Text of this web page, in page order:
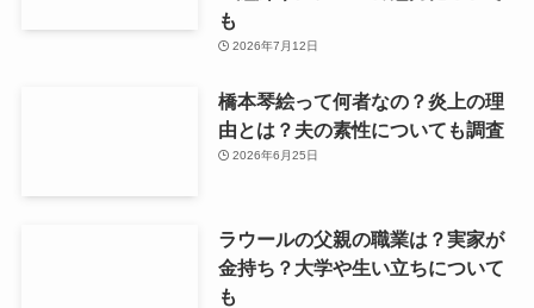
も
2026年7月12日
橋本琴絵って何者なの？炎上の理
由とは？夫の素性についても調査
2026年6月25日
ラウールの父親の職業は？実家が
金持ち？大学や生い立ちについて
も